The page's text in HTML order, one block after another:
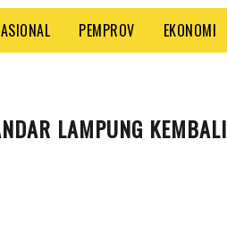
PEMPROV EKONOMI
LAMPUNG KEMBALI